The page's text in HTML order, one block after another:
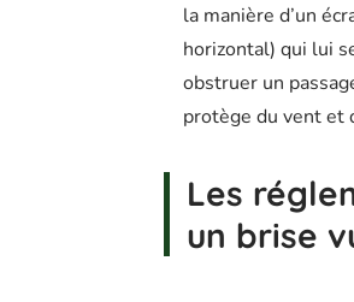
la manière d’un
horizontal) qui lui
obstruer un
protège du vent et
Les
un brise